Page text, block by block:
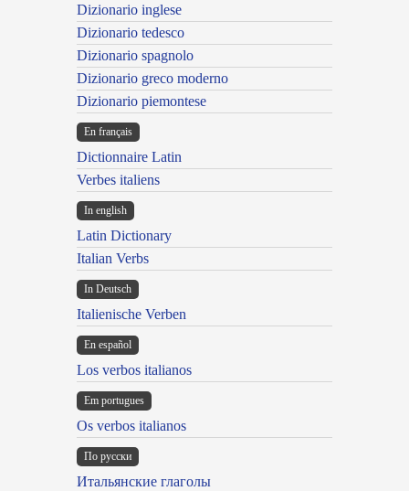
Dizionario inglese
Dizionario tedesco
Dizionario spagnolo
Dizionario greco moderno
Dizionario piemontese
En français
Dictionnaire Latin
Verbes italiens
In english
Latin Dictionary
Italian Verbs
In Deutsch
Italienische Verben
En español
Los verbos italianos
Em portugues
Os verbos italianos
По русски
Итальянские глаголы